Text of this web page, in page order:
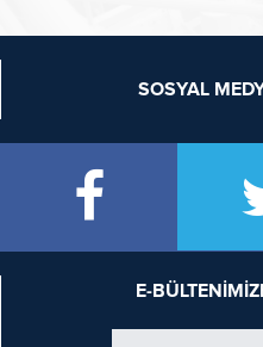
SOSYAL
E-